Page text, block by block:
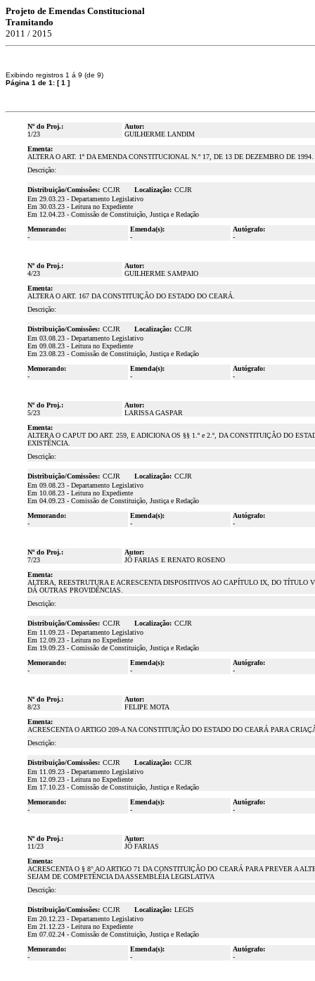
Projeto de Emendas Constitucional
Tramitando
2011 / 2015
Exibindo registros 1 á 9 (de 9)
Página 1 de 1: [1 ]
Nº do Proj.:
1/23
Autor:
GUILHERME LANDIM
Ementa:
ALTERA O ART. 1º DA EMENDA CONSTITUCIONAL N.º 17, DE 13 DE DEZEMBRO DE 1994.
Descrição:
Distribuição/Comissões: CCJR Localização: CCJR
Em 29.03.23 - Departamento Legislativo
Em 30.03.23 - Leitura no Expediente
Em 12.04.23 - Comissão de Constituição, Justiça e Redação
Memorando:
-
Emenda(s):
-
Autógrafo:
-
Nº do Proj.:
4/23
Autor:
GUILHERME SAMPAIO
Ementa:
ALTERA O ART. 167 DA CONSTITUIÇÃO DO ESTADO DO CEARÁ.
Descrição:
Distribuição/Comissões: CCJR Localização: CCJR
Em 03.08.23 - Departamento Legislativo
Em 09.08.23 - Leitura no Expediente
Em 23.08.23 - Comissão de Constituição, Justiça e Redação
Memorando:
-
Emenda(s):
-
Autógrafo:
-
Nº do Proj.:
5/23
Autor:
LARISSA GASPAR
Ementa:
ALTERA O CAPUT DO ART. 259, E ADICIONA OS §§ 1.º e 2.º, DA CONSTITUIÇÃO DO
EXISTÊNCIA.
Descrição:
Distribuição/Comissões: CCJR Localização: CCJR
Em 09.08.23 - Departamento Legislativo
Em 10.08.23 - Leitura no Expediente
Em 04.09.23 - Comissão de Constituição, Justiça e Redação
Memorando:
-
Emenda(s):
-
Autógrafo:
-
Nº do Proj.:
7/23
Autor:
JÔ FARIAS E RENATO ROSENO
Ementa:
ALTERA, REESTRUTURA E ACRESCENTA DISPOSITIVOS AO CAPÍTULO IX, DO
DÁ OUTRAS PROVIDÊNCIAS.
Descrição:
Distribuição/Comissões: CCJR Localização: CCJR
Em 11.09.23 - Departamento Legislativo
Em 12.09.23 - Leitura no Expediente
Em 19.09.23 - Comissão de Constituição, Justiça e Redação
Memorando:
-
Emenda(s):
-
Autógrafo:
-
Nº do Proj.:
8/23
Autor:
FELIPE MOTA
Ementa:
ACRESCENTA O ARTIGO 209-A NA CONSTITUIÇÃO DO ESTADO DO CEARÁ PARA
Descrição:
Distribuição/Comissões: CCJR Localização: CCJR
Em 11.09.23 - Departamento Legislativo
Em 12.09.23 - Leitura no Expediente
Em 17.10.23 - Comissão de Constituição, Justiça e Redação
Memorando:
-
Emenda(s):
-
Autógrafo:
-
Nº do Proj.:
11/23
Autor:
JÔ FARIAS
Ementa:
ACRESCENTA O § 8° AO ARTIGO 71 DA CONSTITUIÇÃO DO CEARÁ PARA PREVER A
SEJAM DE COMPETÊNCIA DA ASSEMBLÉIA LEGISLATIVA
Descrição:
Distribuição/Comissões: CCJR Localização: LEGIS
Em 20.12.23 - Departamento Legislativo
Em 21.12.23 - Leitura no Expediente
Em 07.02.24 - Comissão de Constituição, Justiça e Redação
Memorando:
-
Emenda(s):
-
Autógrafo:
-